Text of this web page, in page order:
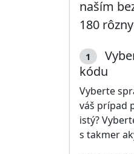
naším
180
1
kódu
Vyberte
váš prípad
istý?
s takmer